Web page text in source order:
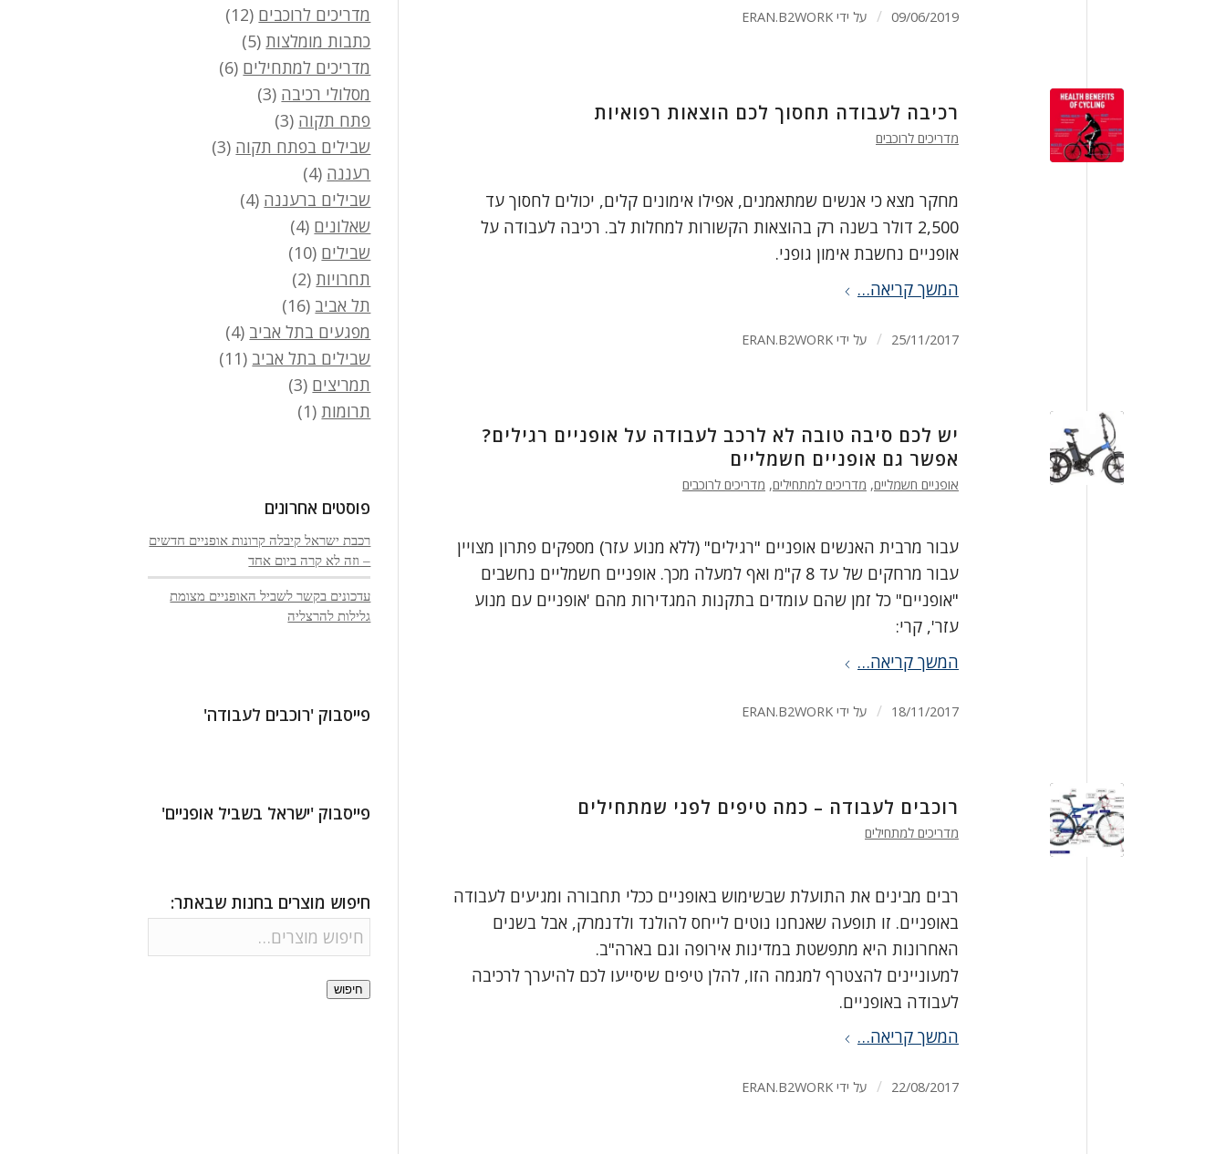
09/06/2019
/ על ידי ERAN.B2WORK
רכיבה לעבודה תחסוך לכם הוצאות רפואיות
מדריכים לרוכבים
מחקר מצא כי אנשים שמתאמנים, אפילו אימונים קלים, יכולים לחסוך עד
2,500 דולר בשנה רק בהוצאות הקשורות למחלות לב. רכיבה לעבודה על
אופניים נחשבת אימון גופני.
המשך קריאה…
25/11/2017
/ על ידי ERAN.B2WORK
יש לכם סיבה טובה לא לרכב לעבודה על אופניים רגילים?
אפשר גם אופניים חשמליים
אופניים חשמליים, מדריכים למתחילים, מדריכים לרוכבים
עבור מרבית האנשים אופניים "רגילים" (ללא מנוע עזר) מספקים פתרון מצויין
עבור מרחקים של עד 8 ק"מ ואף למעלה מכך. אופניים חשמליים נחשבים
"אופניים" כל זמן שהם עומדים בתקנות המגדירות מהם 'אופניים עם מנוע
עזר', קרי:
המשך קריאה…
18/11/2017
/ על ידי ERAN.B2WORK
רוכבים לעבודה – כמה טיפים לפני שמתחילים
מדריכים למתחילים
רבים מבינים את התועלת שבשימוש באופניים ככלי תחבורה ומגיעים לעבודה
באופניים. זו תופעה שאנחנו נוטים לייחס להולנד ולדנמרק, אבל בשנים
האחרונות היא מתפשטת במדינות אירופה וגם בארה"ב.
למעוניינים להצטרף למגמה הזו, להלן טיפים שיסייעו לכם להיערך לרכיבה
לעבודה באופניים.
המשך קריאה…
22/08/2017
/ על ידי ERAN.B2WORK
מדריכים לרוכבים (12)
כתבות מומלצות(5)
מדריכים למתחילים (6)
מסלולי רכיבה (3)
פתח תקוה (3)
שבילים בפתח תקוה (3)
רעננה (4)
שבילים ברעננה (4)
שאלונים (4)
שבילים (10)
תחרויות(2)
תל אביב (16)
מפגעים בתל אביב (4)
שבילים בתל אביב (11)
תמריצים (3)
תרומות(1)
פוסטים אחרונים
רכבת ישראל קיבלה קרונות אופניים חדשים
– וזה לא קרה ביום אחד
עדכונים בקשר לשביל האופניים מצומת
גלילות להרצליה
פייסבוק 'רוכבים לעבודה'
פייסבוק 'ישראל בשביל אופניים'
חיפוש מוצרים בחנות שבאתר:
חיפוש